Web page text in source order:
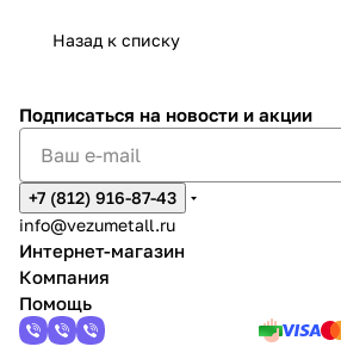
Назад к списку
Подписаться на новости и акции
+7 (812) 916-87-43
info@vezumetall.ru
Интернет-магазин
Компания
Помощь